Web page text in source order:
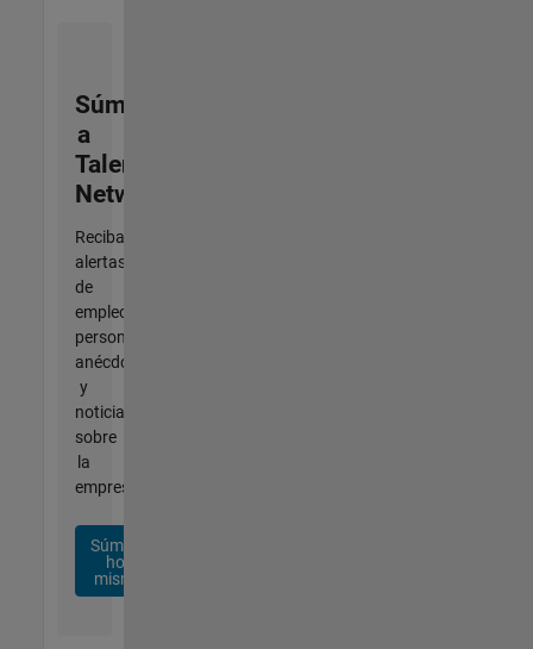
Súmese
a
Talent
Network
Reciba
alertas
de
empleo
personalizadas,
anécdotas
y
noticias
sobre
la
empresa.
Súmese
hoy
mismo